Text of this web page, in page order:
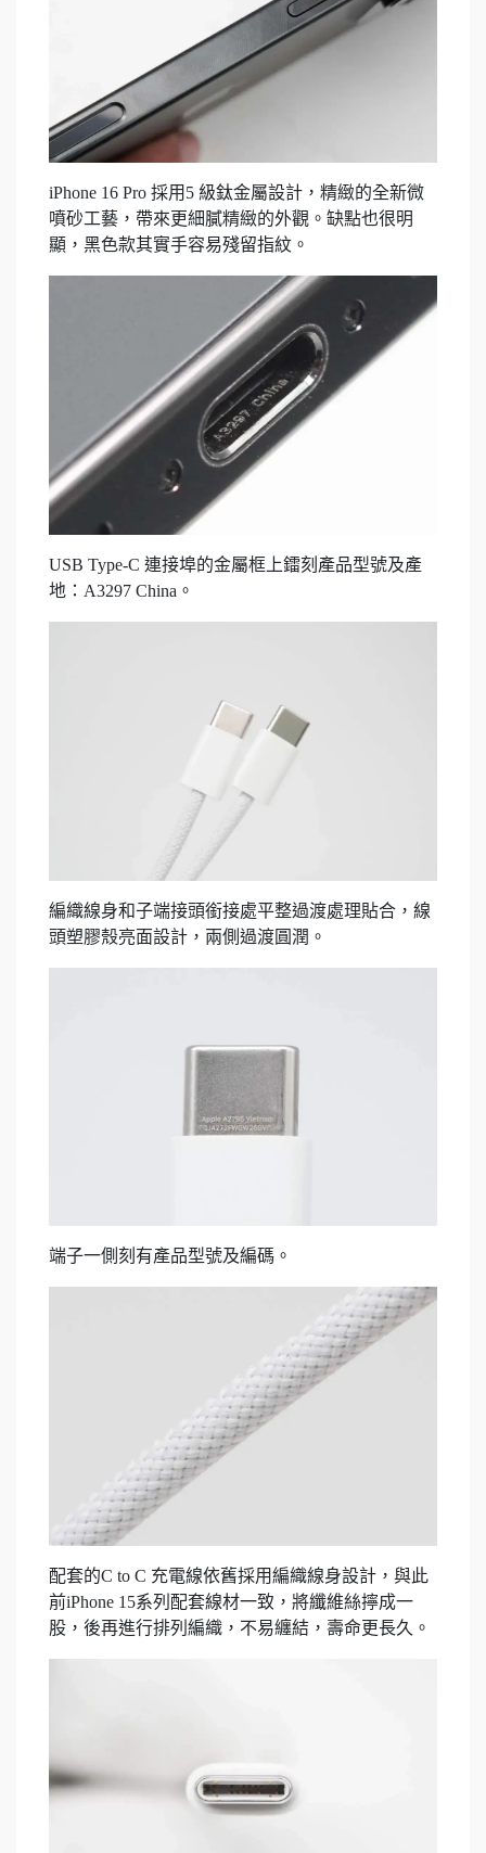
iPhone 16 Pro 採用5 級鈦金屬設計，精緻的全新微
噴砂工藝，帶來更細膩精緻的外觀。缺點也很明
顯，黑色款其實手容易殘留指紋。
USB Type-C 連接埠的金屬框上鐳刻產品型號及產
地：A3297 China。
編織線身和子端接頭銜接處平整過渡處理貼合，線
頭塑膠殼亮面設計，兩側過渡圓潤。
端子一側刻有產品型號及編碼。
配套的C to C 充電線依舊採用編織線身設計，與此
前iPhone 15系列配套線材一致，將纖維絲擰成一
股，後再進行排列編織，不易纏結，壽命更長久。